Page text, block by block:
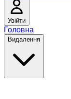
Увійти
Головна
Видалення